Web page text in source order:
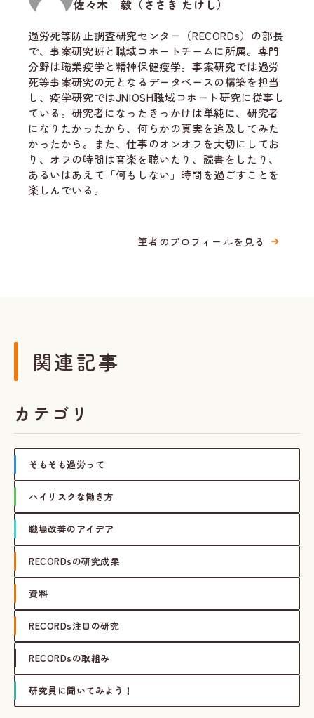
佐々木 毅（ささき たけし）
過労死等防止調査研究センター（RECORDs）の部長
で、事案研究班と職域コホートチームに所属。専門
分野は職業疫学と精神保健疫学。事案研究では過労
死等事案研究の元となるデータベースの構築を担当
し、疫学研究ではJNIOSH職域コホート研究に従事し
ている。研究者になったきっかけは単純に、研究者
になりたかったから、何らかの真実を追及してみた
かったから。また、仕事のオンオフを大切にしてお
り、オフの時間は音楽を聴いたり、読書をしたり、
あるいはあえて「何もしない」時間を過ごすことを
楽しんでいる。
筆者のプロフィールを見る
関連記事
カテゴリ
そもそも過労って
ハイリスクな働き方
職場改善のアイデア
RECORDsの研究成果
資料
RECORDs注目の研究
RECORDsの取組み
研究員に聞いてみよう！